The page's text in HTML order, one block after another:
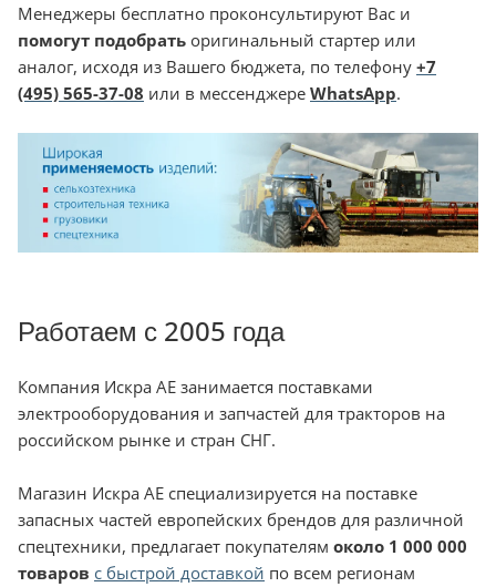
Менеджеры бесплатно проконсультируют Вас и
помогут подобрать оригинальный стартер или
аналог, исходя из Вашего бюджета, по телефону +7
(495) 565-37-08 или в мессенджере WhatsApp.
Работаем с 2005 года
Компания Искра АЕ занимается поставками
электрооборудования и запчастей для тракторов на
российском рынке и стран СНГ.
Магазин Искра АЕ специализируется на поставке
запасных частей европейских брендов для различной
спецтехники, предлагает покупателям около 1 000 000
товаров с быстрой доставкой по всем регионам